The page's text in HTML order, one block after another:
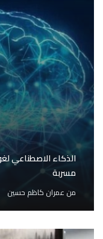
الذكاء الاصطناعي
مسربة
من عمران كاظم حسين